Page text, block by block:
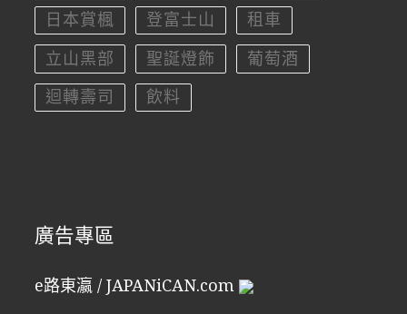
日本賞楓 登富士山 租車
立山黑部 聖誕燈飾 葡萄酒
迴轉壽司 飲料
廣告專區
e路東瀛 / JAPANiCAN.com